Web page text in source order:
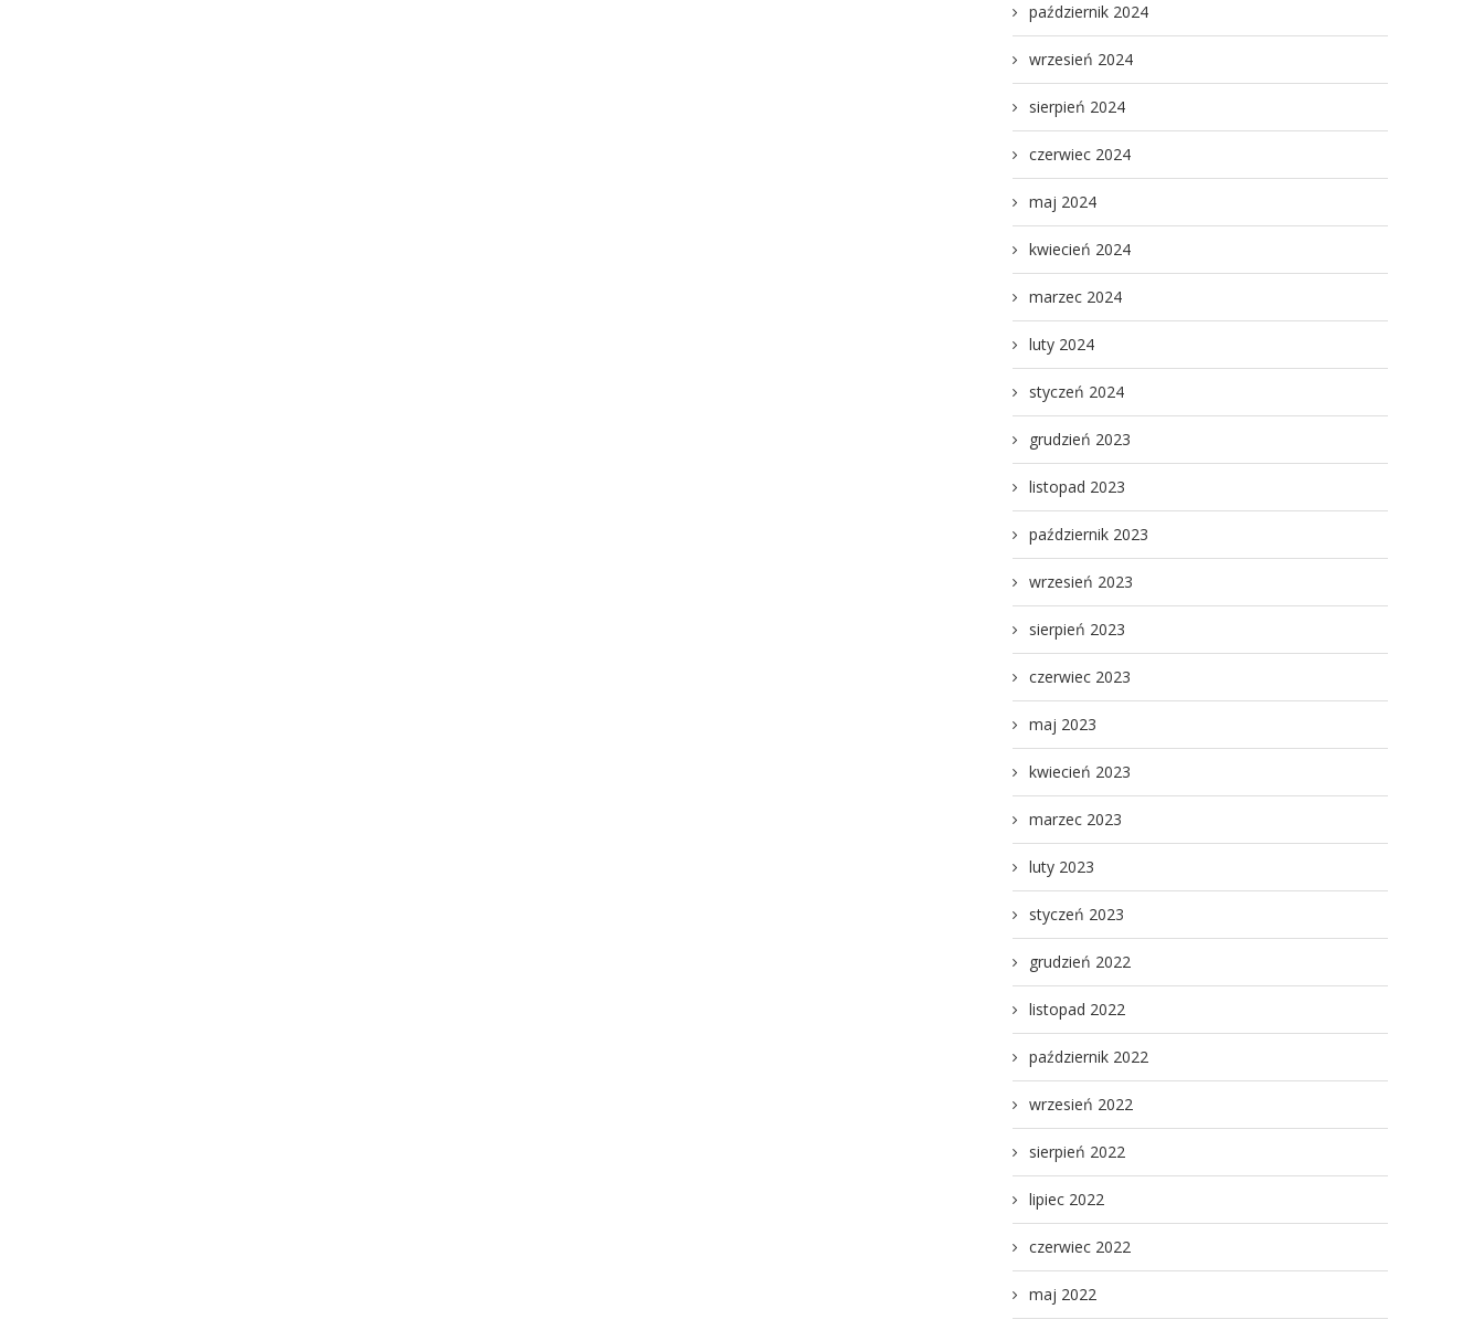
październik 2024
wrzesień 2024
sierpień 2024
czerwiec 2024
maj 2024
kwiecień 2024
marzec 2024
luty 2024
styczeń 2024
grudzień 2023
listopad 2023
październik 2023
wrzesień 2023
sierpień 2023
czerwiec 2023
maj 2023
kwiecień 2023
marzec 2023
luty 2023
styczeń 2023
grudzień 2022
listopad 2022
październik 2022
wrzesień 2022
sierpień 2022
lipiec 2022
czerwiec 2022
maj 2022